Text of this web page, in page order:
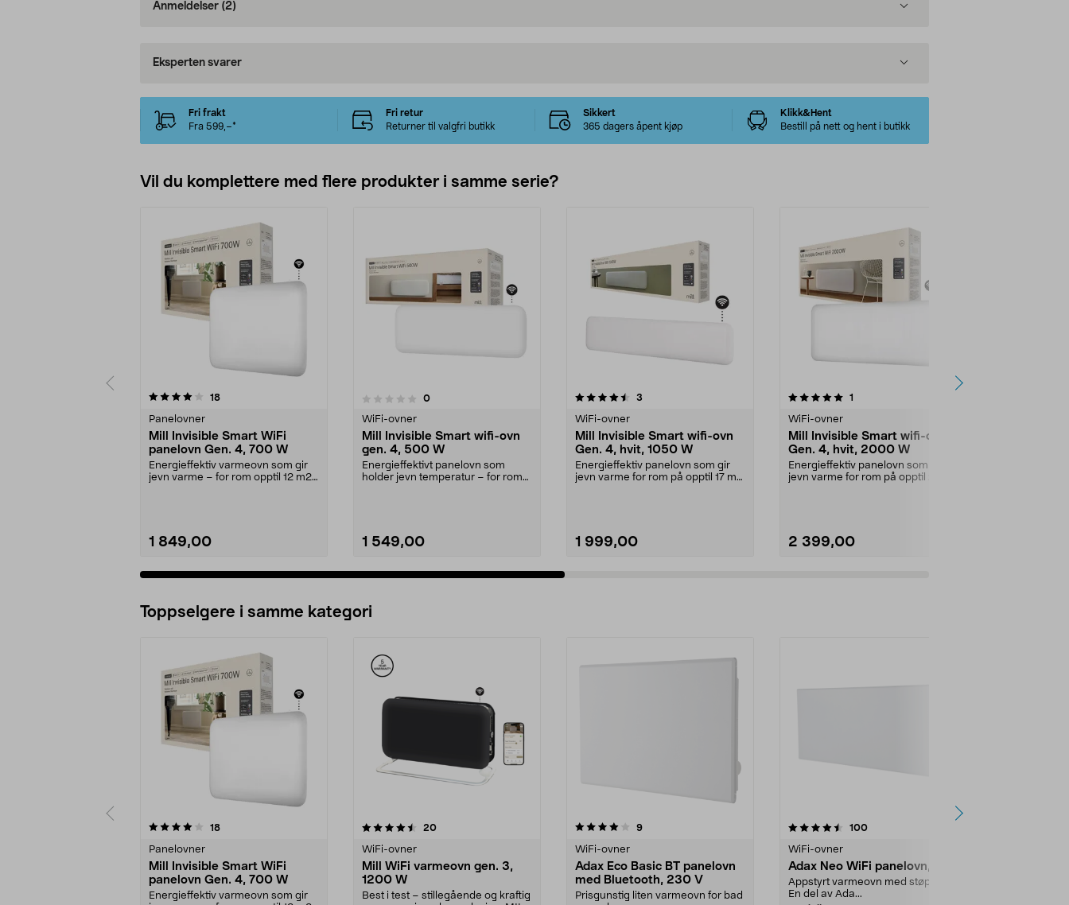
Anmeldelser (2)
Eksperten svarer
Fri frakt
Fra 599,–*
Fri retur
Returner til valgfri butikk
Sikkert
365 dagers åpent kjøp
Klikk&Hent
Bestill på nett og hent i butikk
Vil du komplettere med flere produkter i samme serie?
18anmeldelser
Panelovner
Mill Invisible Smart WiFi
panelovn Gen. 4, 700 W
Energieffektiv varmeovn som gir
jevn varme – for rom opptil 12 m2.
1 849,00
0.0 av 5 stjerner 0anmeldelser
WiFi-ovner
Mill Invisible Smart wifi-ovn
gen. 4, 500 W
Energieffektivt panelovn som
holder jevn temperatur – for rom
1 549,00
4.5av 5 stjerner 3
WiFi-ovner
Mill Invisible Smart wifi-ovn
Gen. 4, hvit, 1050 W
Energieffektiv panelovn som gir
jevn varme for rom på opptil 17 m2.
1 999,00
5.0av 5 stjerner 1
WiFi-ovner
Mill Invisible Smart wifi-ovn
Gen. 4, hvit, 2000 W
Energieffektiv panelovn som gir
jevn varme for rom på opptil 28
2 399,00
4.5av 5 stjerner
Toppselgere i samme kategori
18anmeldelser
Panelovner
Mill Invisible Smart WiFi
panelovn Gen. 4, 700 W
Energieffektiv varmeovn som gir
4.5 av 5 stjerner 20anmeldelser
WiFi-ovner
Mill WiFi varmeovn gen. 3,
1200 W
Best i test – stillegående og kraftig
4.0 av 5 stjerner 9anmeldelser
WiFi-ovner
Adax Eco Basic BT panelovn
med Bluetooth, 230 V
Prisgunstig liten varmeovn for bad
4.5 av 5 stjerner 100anmeldelser
WiFi-ovner
Adax Neo WiFi panelovn, hvit
Appstyrt varmeovn med støpsel.
En del av Ada...
4.5 av 5 stjerner